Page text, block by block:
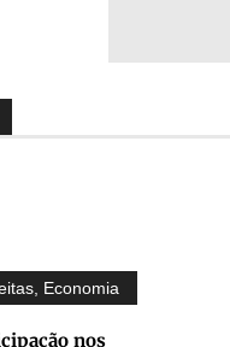
Economia
nos